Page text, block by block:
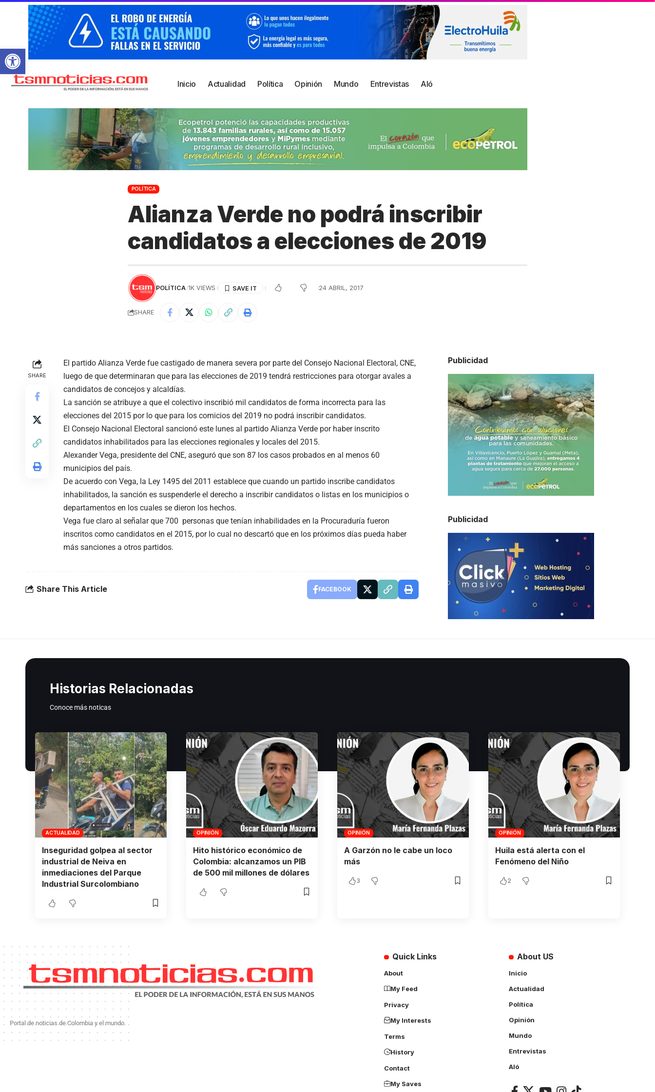
Abrir barra de herramientas
Inicio Actualidad Política Opinión Mundo Entrevistas Aló
POLÍTICA
Alianza Verde no podrá inscribir
candidatos a elecciones de 2019
POLÍTICA 1K VIEWS 24 ABRIL, 2017
SHARE
SHARE
El partido Alianza Verde fue castigado de manera severa por parte del Consejo Nacional Electoral, CNE,
luego de que determinaran que para las elecciones de 2019 tendrá restricciones para otorgar avales a
candidatos de concejos y alcaldías.
La sanción se atribuye a que el colectivo inscribió mil candidatos de forma incorrecta para las
elecciones del 2015 por lo que para los comicios del 2019 no podrá inscribir candidatos.
El Consejo Nacional Electoral sancionó este lunes al partido Alianza Verde por haber inscrito
candidatos inhabilitados para las elecciones regionales y locales del 2015.
Alexander Vega, presidente del CNE, aseguró que son 87 los casos probados en al menos 60
municipios del país.
De acuerdo con Vega, la Ley 1495 del 2011 establece que cuando un partido inscribe candidatos
inhabilitados, la sanción es suspenderle el derecho a inscribir candidatos o listas en los municipios o
departamentos en los cuales se dieron los hechos.
Vega fue claro al señalar que 700 personas que tenían inhabilidades en la Procuraduría fueron
inscritos como candidatos en el 2015, por lo cual no descartó que en los próximos días pueda haber
más sanciones a otros partidos.
Share This Article FACEBOOK
Publicidad
Publicidad
Historias Relacionadas
Conoce más noticas
ACTUALIDAD
Inseguridad golpea al sector
industrial de Neiva en
inmediaciones del Parque
Industrial Surcolombiano
OPINIÓN
Hito histórico económico de
Colombia: alcanzamos un PIB
de 500 mil millones de dólares
OPINIÓN
A Garzón no le cabe un loco
más
3
OPINIÓN
Huila está alerta con el
Fenómeno del Niño
2
Portal de noticias de Colombia y el mundo.
Quick Links
About
My Feed
Privacy
My Interests
Terms
History
Contact
My Saves
About US
Inicio
Actualidad
Política
Opinión
Mundo
Entrevistas
Aló